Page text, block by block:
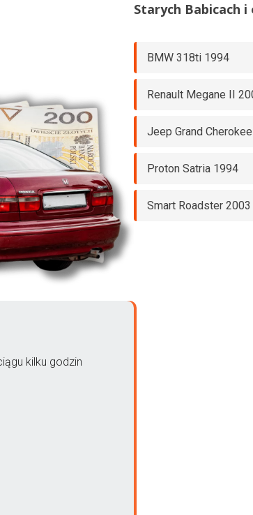
kilku godzin
Starych Babicach i
BMW 318ti 1994
Renault Megane II
Jeep Grand
Proton Satria 1994
Smart Roadster 2003